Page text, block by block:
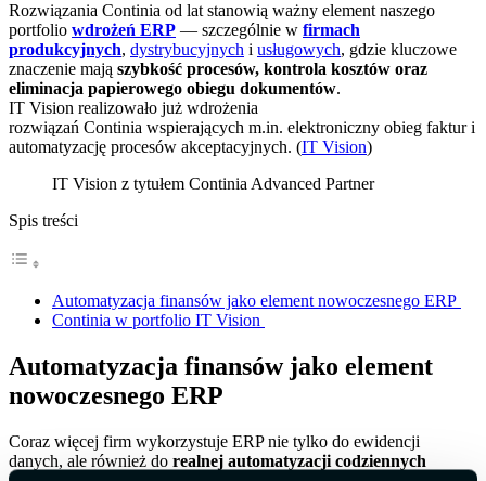
Rozwiązania Continia od lat stanowią ważny element naszego
portfolio wdrożeń ERP — szczególnie w firmach
produkcyjnych, dystrybucyjnych i usługowych, gdzie kluczowe
znaczenie mają szybkość procesów, kontrola kosztów oraz
eliminacja papierowego obiegu dokumentów.
IT Vision realizowało już wdrożenia
rozwiązań Continia wspierających m.in. elektroniczny obieg faktur i
automatyzację procesów akceptacyjnych. (IT Vision)
Spis treści
Automatyzacja finansów jako element nowoczesnego ERP
Continia w portfolio IT Vision
Automatyzacja finansów jako element
nowoczesnego ERP
Coraz więcej firm wykorzystuje ERP nie tylko do ewidencji
danych, ale również do realnej automatyzacji codziennych